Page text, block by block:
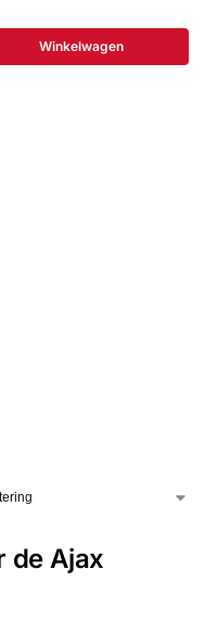
Winkelwagen
de Ajax